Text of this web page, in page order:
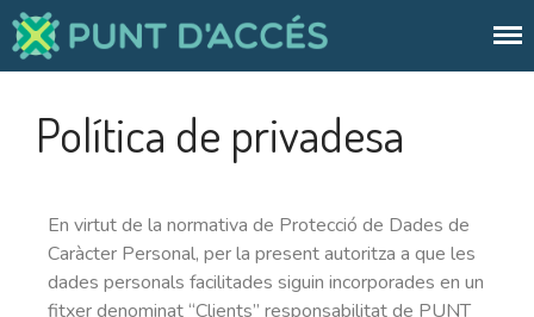
Mòbil
Xaneta
Internet a l'abast de tothom
Política de privadesa
En virtut de la normativa de Protecció de Dades de
Caràcter Personal, per la present autoritza a que les
dades personals facilitades siguin incorporades en un
fitxer denominat “Clients” responsabilitat de PUNT